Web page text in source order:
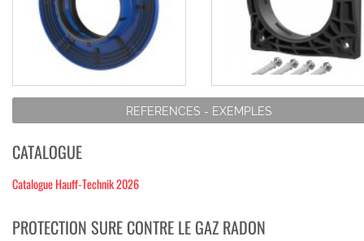
REFERENCES - EXEMPLES
CATALOGUE
Catalogue Hauff-Technik 2026
PROTECTION SURE CONTRE LE GAZ RADON